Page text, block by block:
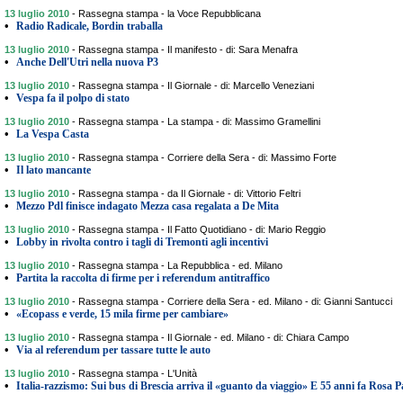
13 luglio 2010 - Rassegna stampa - la Voce Repubblicana
• Radio Radicale, Bordin traballa
13 luglio 2010 - Rassegna stampa - Il manifesto - di: Sara Menafra
• Anche Dell'Utri nella nuova P3
13 luglio 2010 - Rassegna stampa - Il Giornale - di: Marcello Veneziani
• Vespa fa il polpo di stato
13 luglio 2010 - Rassegna stampa - La stampa - di: Massimo Gramellini
• La Vespa Casta
13 luglio 2010 - Rassegna stampa - Corriere della Sera - di: Massimo Forte
• Il lato mancante
13 luglio 2010 - Rassegna stampa - da Il Giornale - di: Vittorio Feltri
• Mezzo Pdl finisce indagato Mezza casa regalata a De Mita
13 luglio 2010 - Rassegna stampa - Il Fatto Quotidiano - di: Mario Reggio
• Lobby in rivolta contro i tagli di Tremonti agli incentivi
13 luglio 2010 - Rassegna stampa - La Repubblica - ed. Milano
• Partita la raccolta di firme per i referendum antitraffico
13 luglio 2010 - Rassegna stampa - Corriere della Sera - ed. Milano - di: Gianni Santucci
• «Ecopass e verde, 15 mila firme per cambiare»
13 luglio 2010 - Rassegna stampa - Il Giornale - ed. Milano - di: Chiara Campo
• Via al referendum per tassare tutte le auto
13 luglio 2010 - Rassegna stampa - L'Unità
• Italia-razzismo: Sui bus di Brescia arriva il «guanto da viaggio» E 55 anni fa Rosa